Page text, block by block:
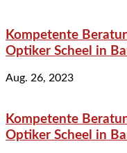
Kompetente
Optiker Scheel in
Aug. 26, 2023
Kompetente
Optiker Scheel in